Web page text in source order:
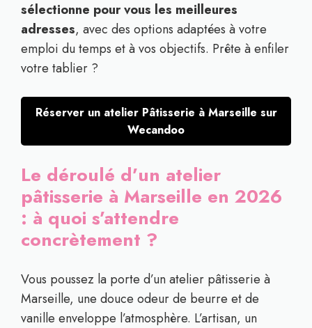
sélectionne pour vous les meilleures
adresses, avec des options adaptées à votre
emploi du temps et à vos objectifs. Prête à enfiler
votre tablier ?
Réserver un atelier Pâtisserie à Marseille sur
Wecandoo
Le déroulé d’un atelier
pâtisserie à Marseille en 2026
: à quoi s’attendre
concrètement ?
Vous poussez la porte d’un atelier pâtisserie à
Marseille, une douce odeur de beurre et de
vanille enveloppe l’atmosphère. L’artisan, un